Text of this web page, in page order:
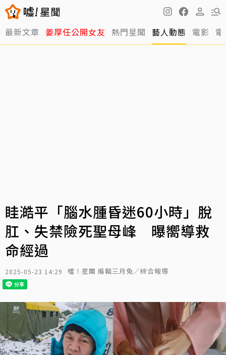
最新文章 姜厚任公開女友 熱門星聞 藝人動態 電影
眭澔平「腦水腫昏迷60小時」脫
肛、失禁險死聖母峰 曝嚮導救
命經過
2025-05-23 14:29 噓！星聞 編輯三月兔／綜合報導